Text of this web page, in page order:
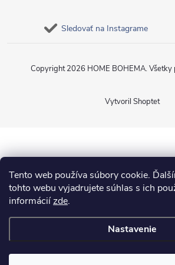
Tento web používa súbory cookie.
tohto webu vyjadrujete súhlas s ich
informáciízde.
Nastavenie
Sledovať na Instagrame
Vytvoril Shoptet
Copyright 2026 HOME BOHEMA. Všetky